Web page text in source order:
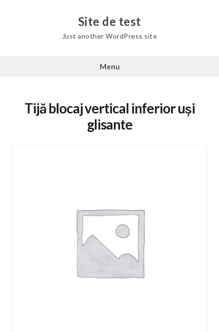
Site de test
Just another WordPress site
Menu
Tijă blocaj vertical inferior uși
glisante